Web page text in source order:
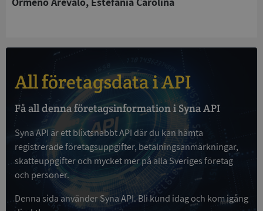
All företagsdata i API
Få all denna företagsinformation i Syna API
Syna API är ett blixtsnabbt API där du kan hämta
registrerade företagsuppgifter, betalningsanmärkningar,
skatteuppgifter och mycket mer på alla Sveriges företag
och personer.
Denna sida använder Syna API. Bli kund idag och kom igång
kärnwebbplatsfunktioner som användarinloggning
Namn
Leverantör/
__RequestVerificationToken
Microsoft
Corporation
de.syna.se